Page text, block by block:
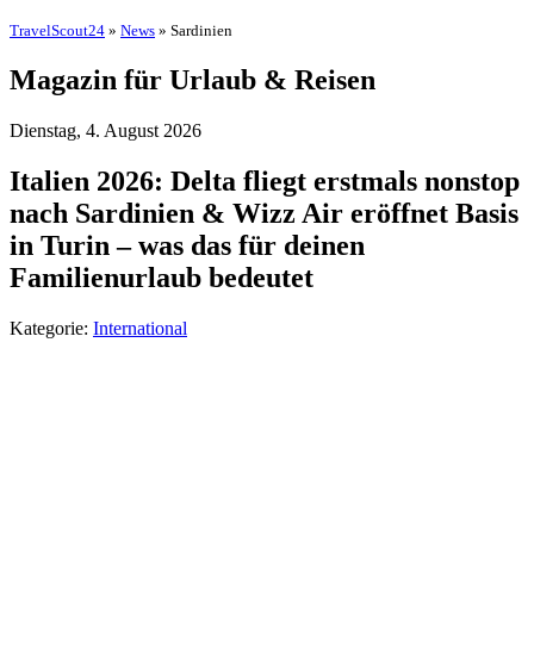
TravelScout24 » News » Sardinien
Magazin für Urlaub & Reisen
Dienstag, 4. August 2026
Italien 2026: Delta fliegt erstmals nonstop
nach Sardinien & Wizz Air eröffnet Basis
in Turin – was das für deinen
Familienurlaub bedeutet
Kategorie: International